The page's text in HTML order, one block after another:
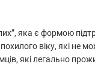
яка є формою
віку, які не
які легально